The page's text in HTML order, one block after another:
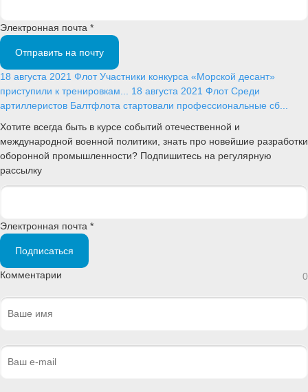
Электронная почта *
Отправить на почту
18 августа 2021 Флот Участники конкурса «Морской десант»
приступили к тренировкам... 18 августа 2021 Флот Среди
артиллеристов Балтфлота стартовали профессиональные сб...
Хотите всегда быть в курсе событий отечественной и
международной военной политики, знать про новейшие разработки
оборонной промышленности? Подпишитесь на регулярную
рассылку
Электронная почта *
Подписаться
Комментарии 0